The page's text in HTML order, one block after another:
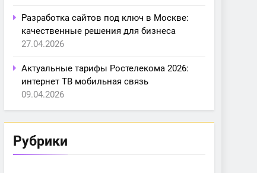
Разработка сайтов под ключ в Москве:
качественные решения для бизнеса
27.04.2026
Актуальные тарифы Ростелекома 2026:
интернет ТВ мобильная связь
09.04.2026
Рубрики